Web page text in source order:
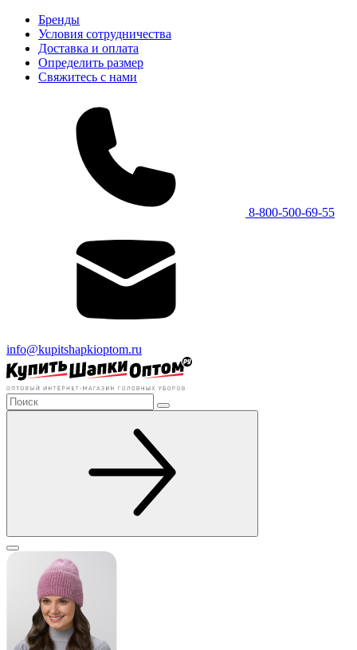
Бренды
Условия сотрудничества
Доставка и оплата
Определить размер
Свяжитесь с нами
8-800-500-69-55
info@kupitshapkioptom.ru